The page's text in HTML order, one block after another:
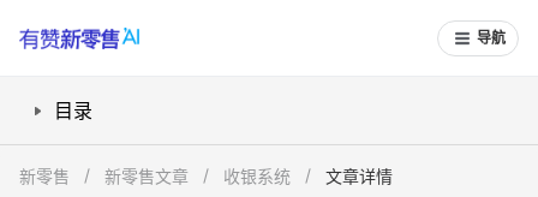
导航
目录
新零售 新零售文章 收银系统 文章详情